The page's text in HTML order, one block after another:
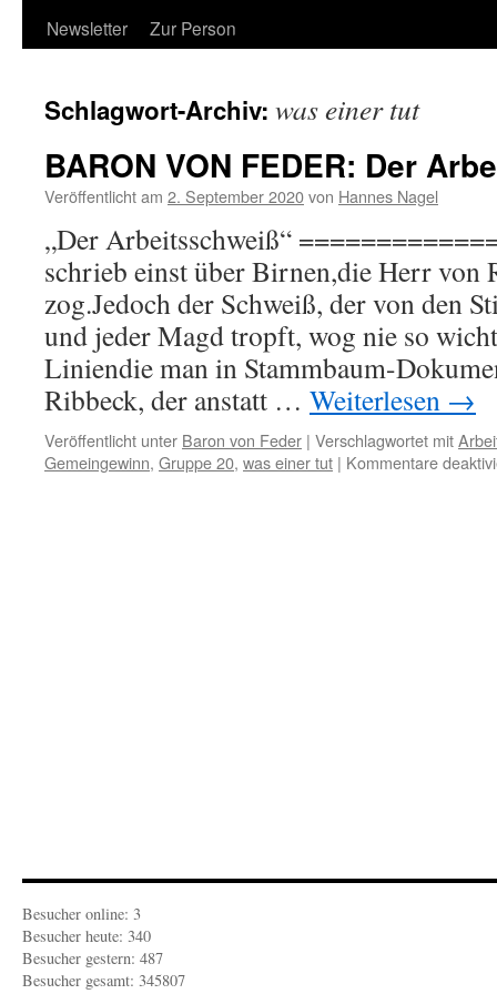
Newsletter
Zur Person
Schlagwort-Archiv: was einer tut
BARON VON FEDER: Der
Veröffentlicht am 2. September 2020von Hannes Nagel
„Der Arbeitsschweiß“
schrieb einst über Birnen,die Herr von
zog.Jedoch der Schweiß, der von den
und jeder Magd tropft, wog nie so
Liniendie man in Stammbaum-
Ribbeck, der anstatt … Weiterlesen →
Veröffentlicht unter Baron von Feder | Verschlagwortet mit
Gemeingewinn, Gruppe 20, was einer tut | Kommentare
Besucher online: 3
Besucher heute: 340
Besucher gestern: 487
Besucher gesamt: 345807